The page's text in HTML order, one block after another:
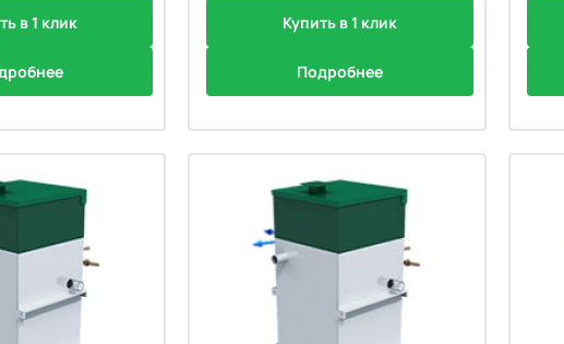
в 1 клик Купить в 1 клик
Подробнее